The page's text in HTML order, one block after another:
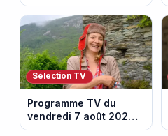
série n’a rien perdu de
son pouvoir
Sélection TV
Programme TV du
vendredi 7 août 2026 :
notre sélection pour